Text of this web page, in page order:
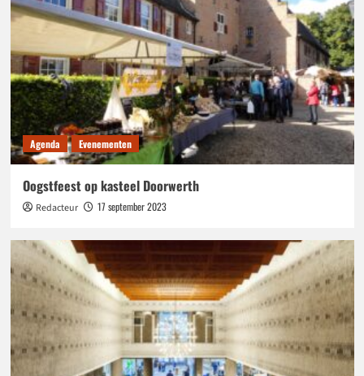
Agenda Evenementen
Oogstfeest op kasteel Doorwerth
Redacteur 17 september 2023